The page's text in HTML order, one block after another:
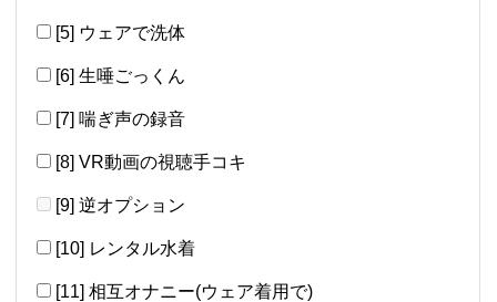
[5] ウェアで洗体
[6] 生唾ごっくん
[7] 喘ぎ声の録音
[8] VR動画の視聴手コキ
[9] 逆オプション
[10] レンタル水着
[11] 相互オナニー(ウェア着用で)